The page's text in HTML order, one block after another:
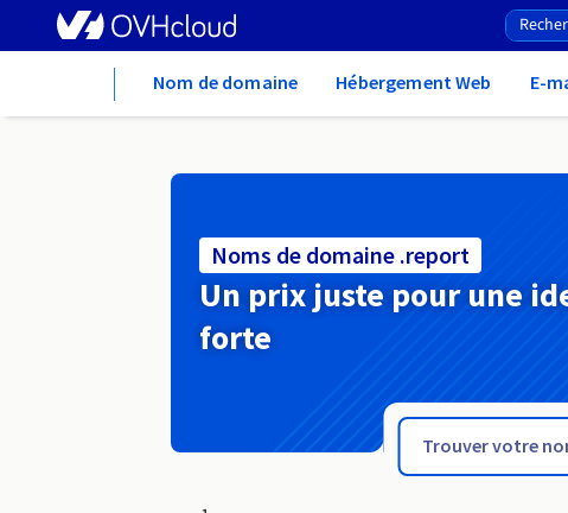
Nom de domaine Hébergement Web E-
Noms de domaine .report
Un prix juste pour une
forte